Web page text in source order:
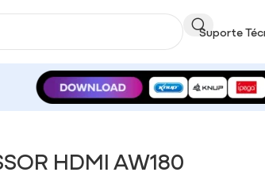
Suporte
HDMI AW180